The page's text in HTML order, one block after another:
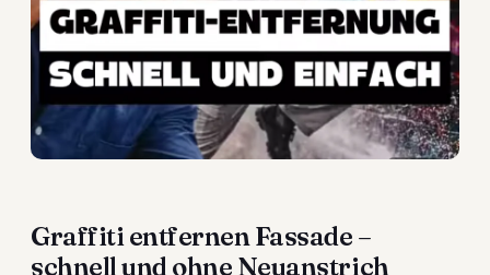
Graffiti entfernen Fassade –
schnell und ohne Neuanstrich